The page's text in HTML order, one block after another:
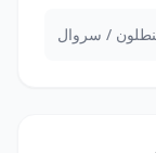
/ سروال